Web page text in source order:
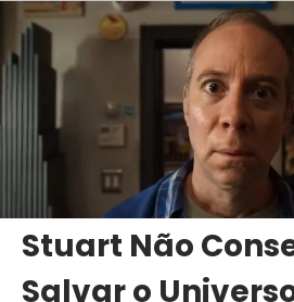
Stuart Não
Salvar o